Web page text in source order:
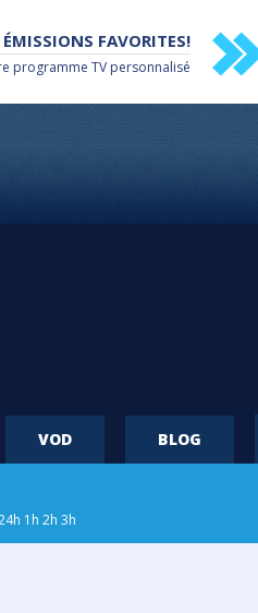
FAVORITES!
programme TV personnalisé
VOD BLOG
1h 2h 3h